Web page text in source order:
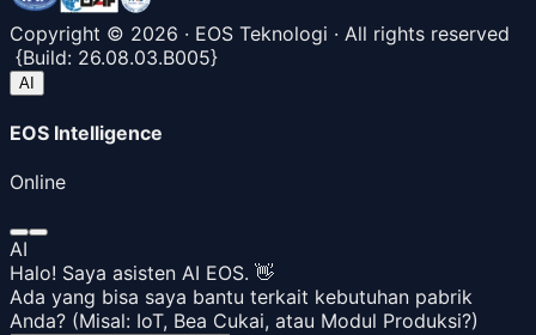
Copyright © 2026 · EOS Teknologi · All rights reserved
{Build: 26.08.03.B005}
AI
EOS Intelligence
Online
AI
Halo! Saya asisten AI EOS. 👋
Ada yang bisa saya bantu terkait kebutuhan pabrik
Anda? (Misal: IoT, Bea Cukai, atau Modul Produksi?)